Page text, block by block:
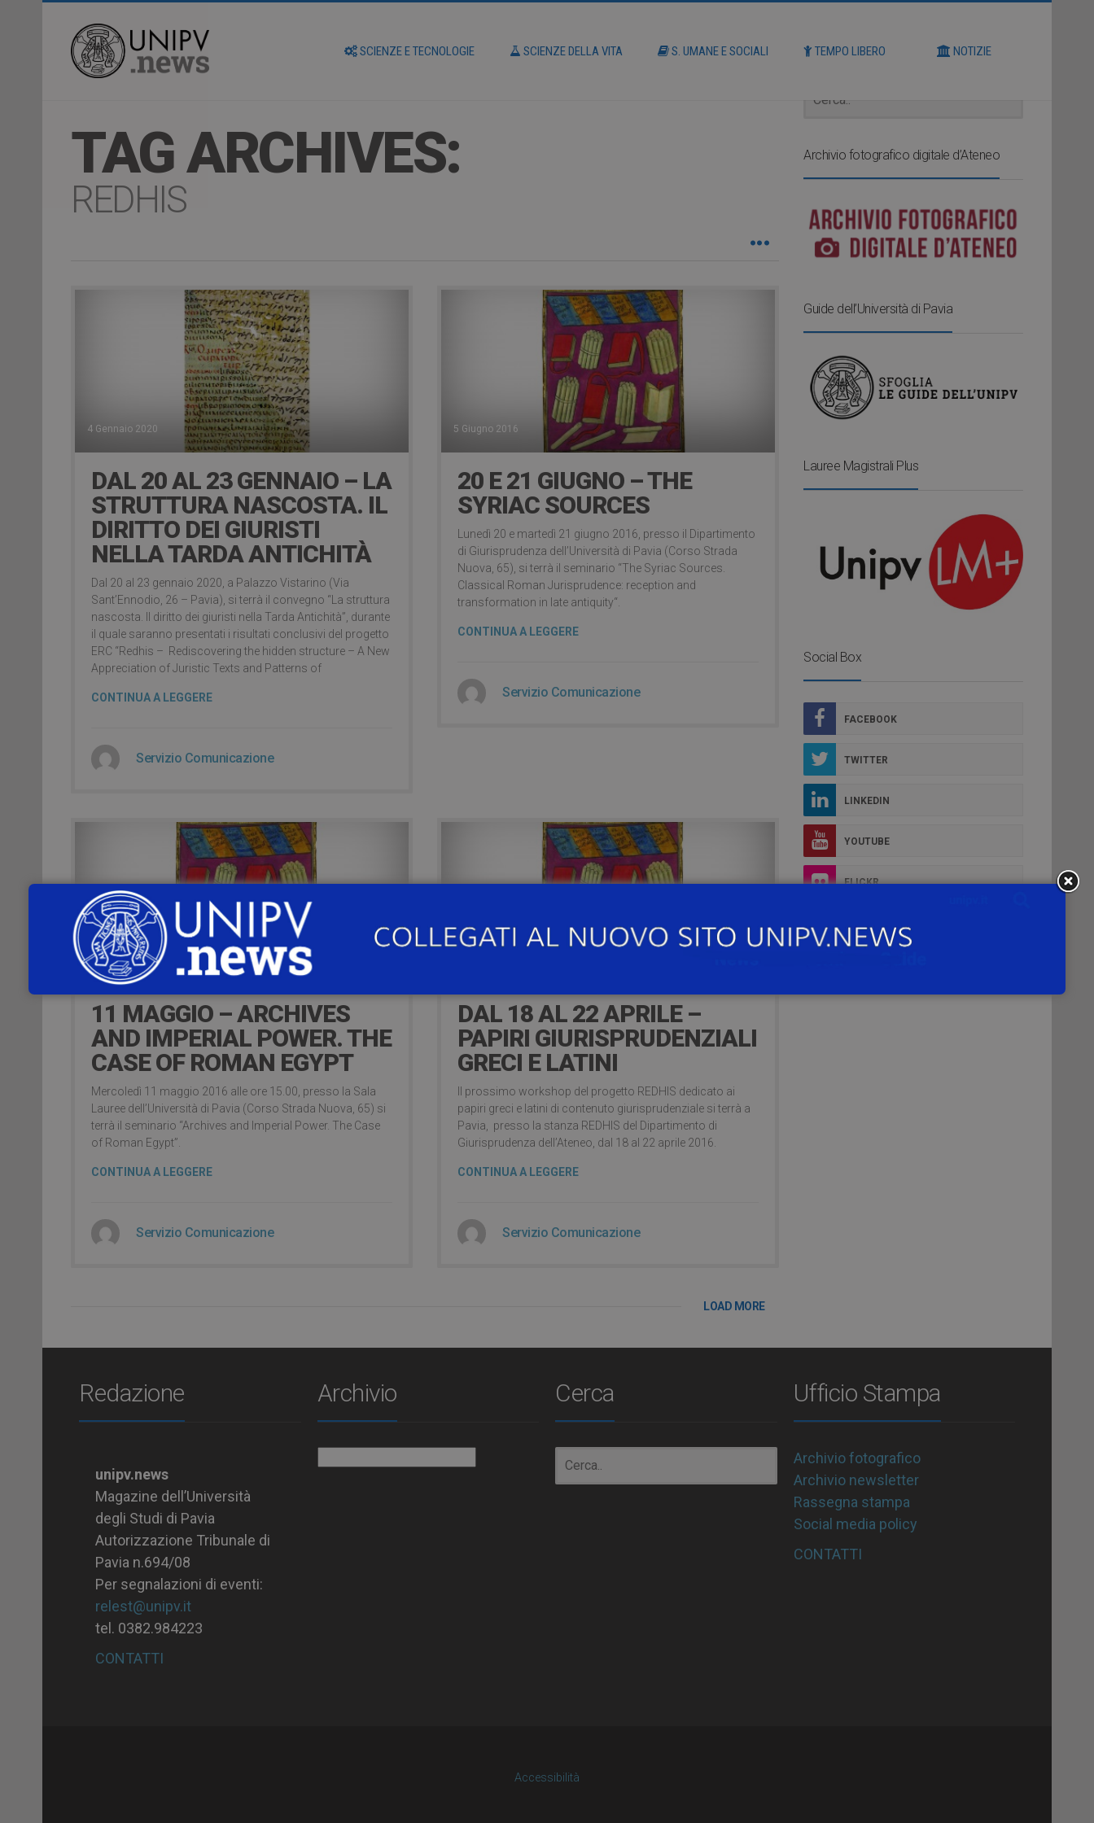
SCIENZE E TECNOLOGIE SCIENZE DELLA VITA S. UMANE E SOCIALI TEMPO LIBERO NOTIZIE
TAG ARCHIVES:
REDHIS
4 Gennaio 2020
DAL 20 AL 23 GENNAIO – LA
STRUTTURA NASCOSTA. IL
DIRITTO DEI GIURISTI
NELLA TARDA ANTICHITÀ
Dal 20 al 23 gennaio 2020, a Palazzo Vistarino (Via
Sant’Ennodio, 26 – Pavia), si terrà il convegno “La struttura
nascosta. Il diritto dei giuristi nella Tarda Antichità”, durante
il quale saranno presentati i risultati conclusivi del progetto
ERC “Redhis – Rediscovering the hidden structure – A New
Appreciation of Juristic Texts and Patterns of
CONTINUA A LEGGERE
Servizio Comunicazione
5 Giugno 2016
20 E 21 GIUGNO – THE
SYRIAC SOURCES
Lunedì 20 e martedì 21 giugno 2016, presso il Dipartimento
di Giurisprudenza dell’Università di Pavia (Corso Strada
Nuova, 65), si terrà il seminario “The Syriac Sources.
Classical Roman Jurisprudence: reception and
transformation in late antiquity“.
CONTINUA A LEGGERE
Servizio Comunicazione
3 Maggio 2016
11 MAGGIO – ARCHIVES
AND IMPERIAL POWER. THE
CASE OF ROMAN EGYPT
Mercoledì 11 maggio 2016 alle ore 15.00, presso la Sala
Lauree dell’Università di Pavia (Corso Strada Nuova, 65) si
terrà il seminario “Archives and Imperial Power. The Case
of Roman Egypt”.
CONTINUA A LEGGERE
Servizio Comunicazione
DAL 18 AL 22 APRILE –
PAPIRI GIURISPRUDENZIALI
GRECI E LATINI
Il prossimo workshop del progetto REDHIS dedicato ai
papiri greci e latini di contenuto giurisprudenziale si terrà a
Pavia, presso la stanza REDHIS del Dipartimento di
Giurisprudenza dell’Ateneo, dal 18 al 22 aprile 2016.
CONTINUA A LEGGERE
Servizio Comunicazione
LOAD MORE
Archivio fotografico digitale d’Ateneo
Guide dell’Università di Pavia
Lauree Magistrali Plus
Social Box
FACEBOOK
TWITTER
LINKEDIN
YOUTUBE
FLICKR
Redazione
unipv.news
Magazine dell’Università
degli Studi di Pavia
Autorizzazione Tribunale di
Pavia n.694/08
Per segnalazioni di eventi:
relest@unipv.it
tel. 0382.984223
CONTATTI
Archivio Cerca Ufficio Stampa
Archivio fotografico
Archivio newsletter
Rassegna stampa
Social media policy
CONTATTI
Accessibilità